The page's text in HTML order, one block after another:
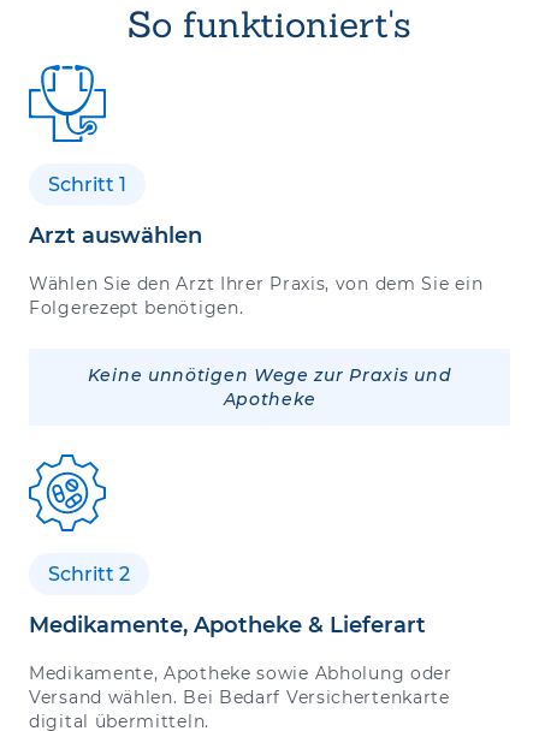
So funktioniert's
Schritt 1
Arzt auswählen
Wählen Sie den Arzt Ihrer Praxis, von dem Sie ein
Folgerezept benötigen.
Keine unnötigen Wege zur Praxis und
Apotheke
Schritt 2
Medikamente, Apotheke & Lieferart
Medikamente, Apotheke sowie Abholung oder
Versand wählen. Bei Bedarf Versichertenkarte
digital übermitteln.